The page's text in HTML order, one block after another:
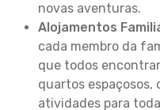
novas aventuras.
Alojamentos
cada membro da
que todos
quartos
atividades para